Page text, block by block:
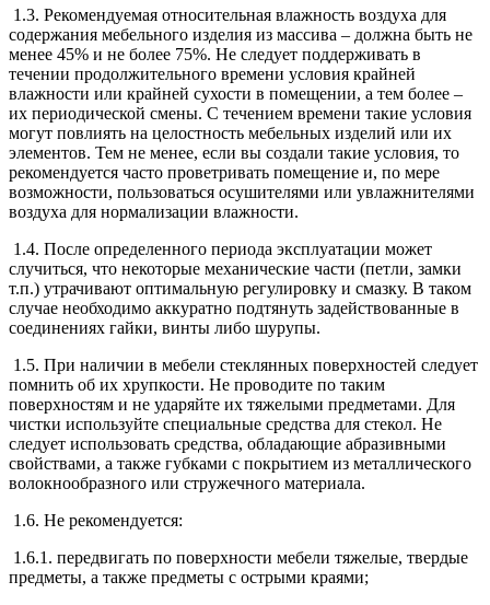
1.3. Рекомендуемая относительная влажность воздуха для
содержания мебельного изделия из массива – должна быть не
менее 45% и не более 75%. Не следует поддерживать в
течении продолжительного времени условия крайней
влажности или крайней сухости в помещении, а тем более –
их периодической смены. С течением времени такие условия
могут повлиять на целостность мебельных изделий или их
элементов. Тем не менее, если вы создали такие условия, то
рекомендуется часто проветривать помещение и, по мере
возможности, пользоваться осушителями или увлажнителями
воздуха для нормализации влажности.
1.4. После определенного периода эксплуатации может
случиться, что некоторые механические части (петли, замки
т.п.) утрачивают оптимальную регулировку и смазку. В таком
случае необходимо аккуратно подтянуть задействованные в
соединениях гайки, винты либо шурупы.
1.5. При наличии в мебели стеклянных поверхностей следует
помнить об их хрупкости. Не проводите по таким
поверхностям и не ударяйте их тяжелыми предметами. Для
чистки используйте специальные средства для стекол. Не
следует использовать средства, обладающие абразивными
свойствами, а также губками с покрытием из металлического
волокнообразного или стружечного материала.
1.6. Не рекомендуется:
1.6.1. передвигать по поверхности мебели тяжелые, твердые
предметы, а также предметы с острыми краями;